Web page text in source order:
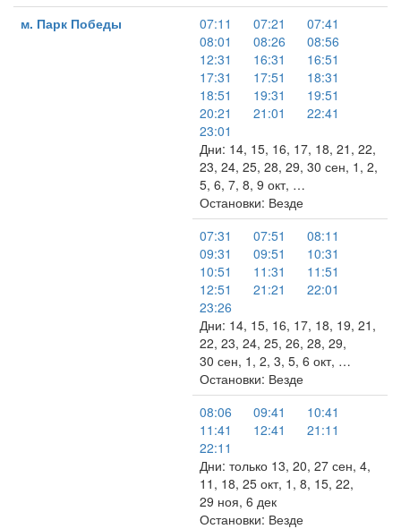
м. Парк Победы
07:11 07:21
07:41
08:01
08:26
08:56
12:31
16:31
16:51
17:31
17:51
18:31
18:51
19:31
19:51
20:21
21:01
22:41
23:01
Дни: 14, 15, 16, 17, 18, 21, 22,
23, 24, 25, 28, 29, 30 сен, 1, 2,
5, 6, 7, 8, 9 окт, …
Остановки: Везде
07:31
07:51
08:11
09:31
09:51
10:31
10:51
11:31
11:51
12:51
21:21
22:01
23:26
Дни: 14, 15, 16, 17, 18, 19, 21,
22, 23, 24, 25, 26, 28, 29,
30 сен, 1, 2, 3, 5, 6 окт, …
Остановки: Везде
08:06
09:41
10:41
11:41
12:41
21:11
22:11
Дни: только 13, 20, 27 сен, 4,
11, 18, 25 окт, 1, 8, 15, 22,
29 ноя, 6 дек
Остановки: Везде